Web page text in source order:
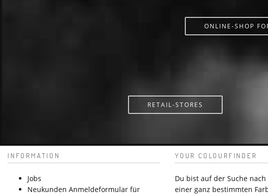
ONLINE-SHOP
RETAIL-STORES
INFORMATION
Jobs
Neukunden Anmeldeformular für
YOUR COLOURFINDER
Du bist auf der Suche
einer ganz bestimmten